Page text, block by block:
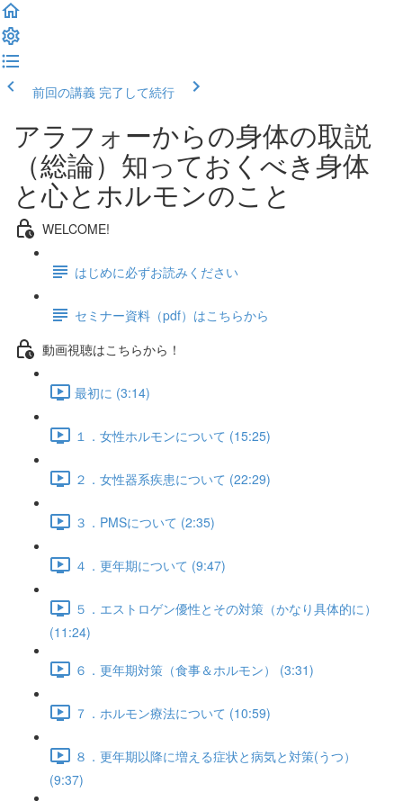
前回の講義 完了して続行
アラフォーからの身体の取説
（総論）知っておくべき身体
と心とホルモンのこと
WELCOME!
はじめに必ずお読みください
セミナー資料（pdf）はこちらから
動画視聴はこちらから！
最初に (3:14)
１．女性ホルモンについて (15:25)
２．女性器系疾患について (22:29)
３．PMSについて (2:35)
４．更年期について (9:47)
５．エストロゲン優性とその対策（かなり具体的に）
(11:24)
６．更年期対策（食事＆ホルモン） (3:31)
７．ホルモン療法について (10:59)
８．更年期以降に増える症状と病気と対策(うつ）
(9:37)